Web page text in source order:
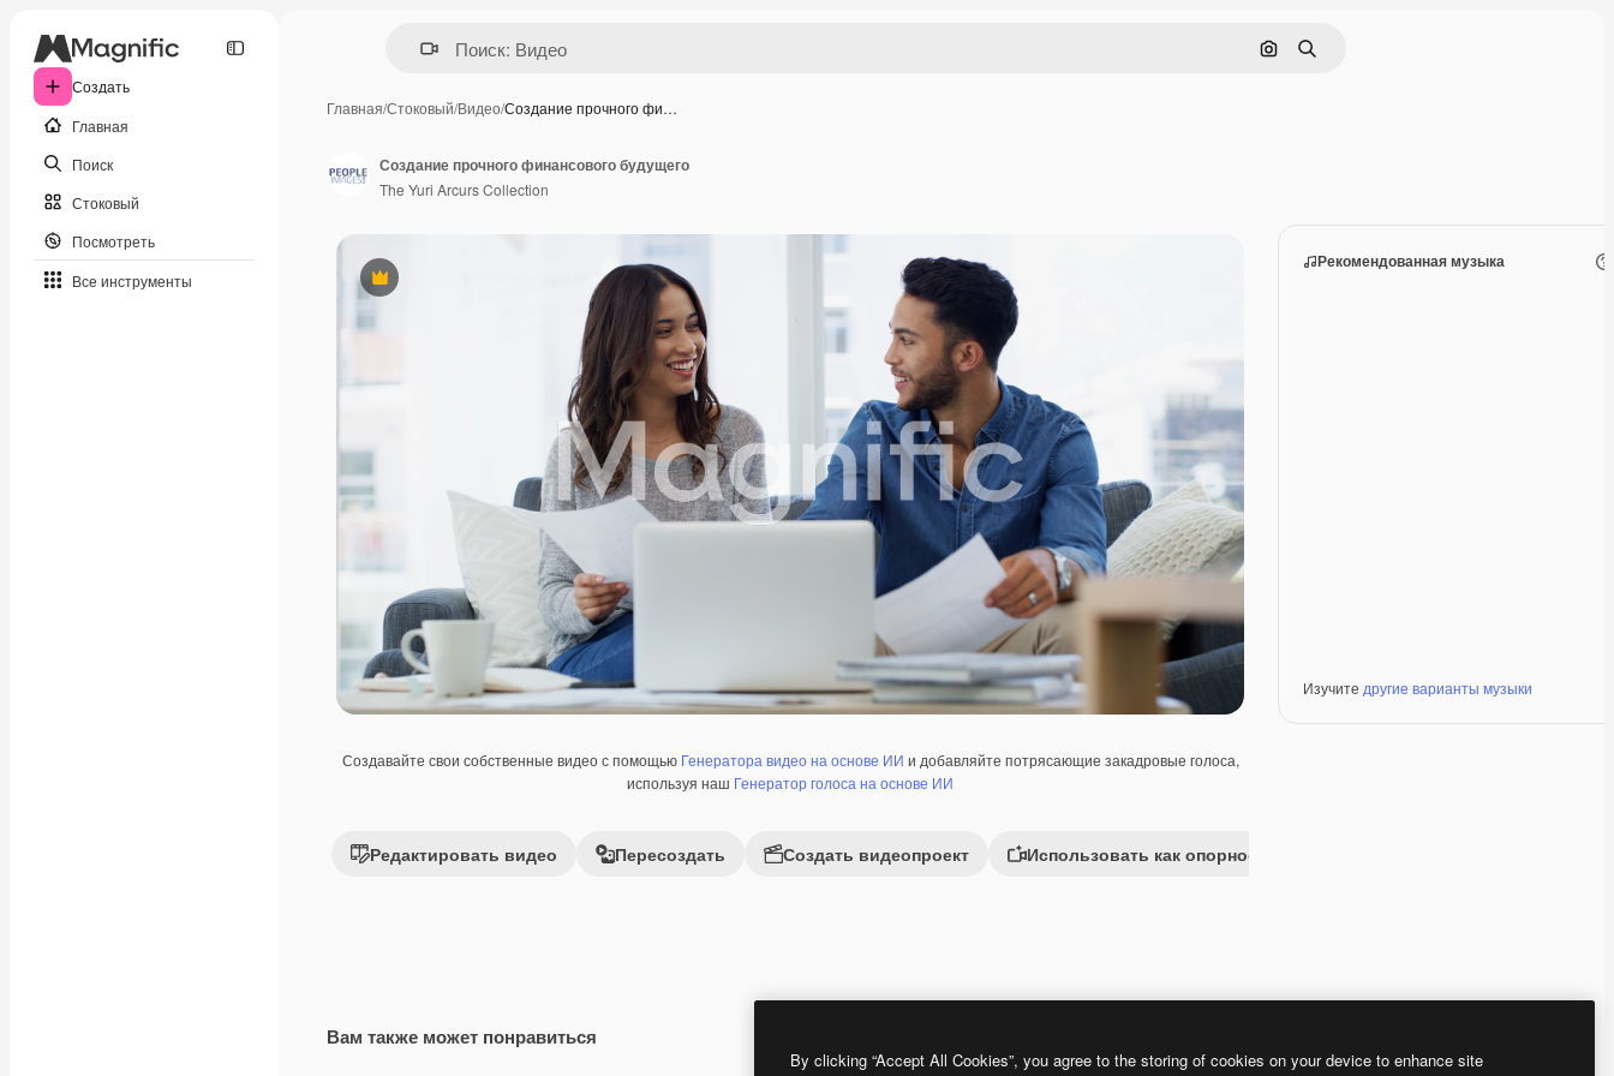
Создать
Главная
Поиск
Стоковый
Посмотреть
Все инструменты
Поиск по изображению
Поиск
Главная/Стоковый/Видео/Создание прочного фи…
Премиум
Создавайте свои собственные видео с помощью Генератора видео на основе ИИ и добавляйте потрясающие закадровые голоса,
используя наш Генератор голоса на основе ИИ
Редактировать видео Пересоздать Создать видеопроект Использовать как опорное изображение
Рекомендованная музыка
Изучите другие варианты музыки
Создание прочного финансового будущего
The Yuri Arcurs Collection
Вам также может понравиться
Premium
Premium Premium
Premium
By clicking “Accept All Cookies”, you agree to the storing of cookies on your device to enhance site